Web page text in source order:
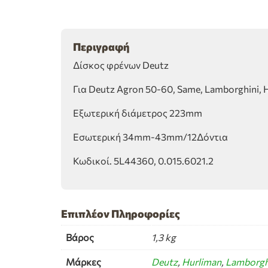
Περιγραφή
Δίσκος φρένων Deutz
Για Deutz Agron 50-60, Same, Lamborghini,
Εξωτερική διάμετρος 223mm
Εσωτερική 34mm-43mm/12Δόντια
Κωδικοί. 5L44360, 0.015.6021.2
Επιπλέον Πληροφορίες
Βάρος 1,3 kg
Μάρκες Deutz, Hurliman,